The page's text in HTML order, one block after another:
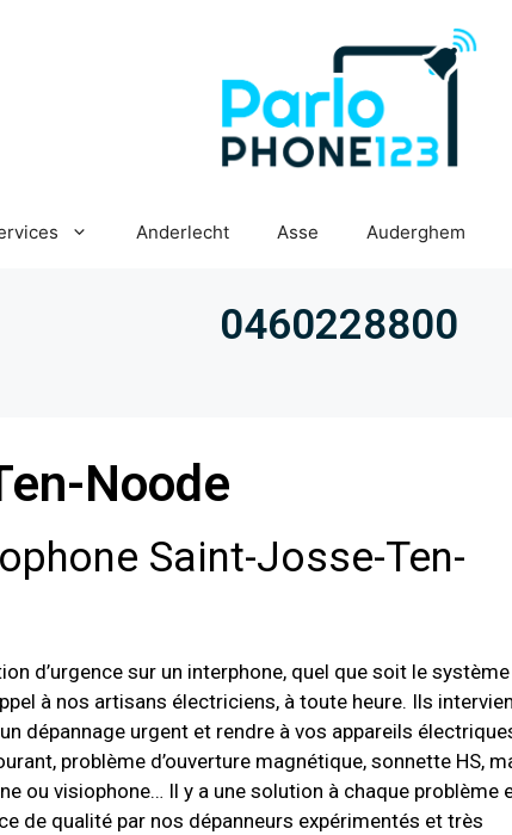
Anderlecht Asse Auderghem
0460228800
Noode
Saint-Josse-Ten-
d’urgence sur un interphone, quel que soit le système
à nos artisans électriciens, à toute heure. Ils
dépannage urgent et rendre à vos appareils
problème d’ouverture magnétique, sonnette HS,
ou visiophone… Il y a une solution à chaque problème
de qualité par nos dépanneurs expérimentés et très